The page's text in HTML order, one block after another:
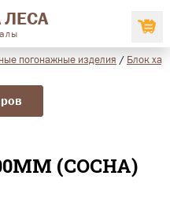
погонажные изделия / Блок
(СОСНА)